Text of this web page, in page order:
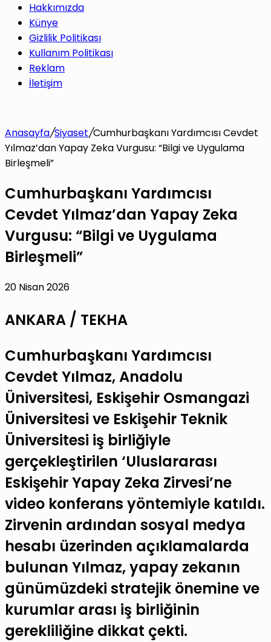
Hakkımızda
Künye
Gizlilik Politikası
Kullanım Politikası
Reklam
İletişim
Anasayfa/Siyaset/Cumhurbaşkanı Yardımcısı Cevdet
Yılmaz’dan Yapay Zeka Vurgusu: “Bilgi ve Uygulama
Birleşmeli”
Cumhurbaşkanı Yardımcısı
Cevdet Yılmaz’dan Yapay Zeka
Vurgusu: “Bilgi ve Uygulama
Birleşmeli”
20 Nisan 2026
ANKARA / TEKHA
Cumhurbaşkanı Yardımcısı
Cevdet Yılmaz, Anadolu
Üniversitesi, Eskişehir Osmangazi
Üniversitesi ve Eskişehir Teknik
Üniversitesi iş birliğiyle
gerçekleştirilen ‘Uluslararası
Eskişehir Yapay Zeka Zirvesi’ne
video konferans yöntemiyle katıldı.
Zirvenin ardından sosyal medya
hesabı üzerinden açıklamalarda
bulunan Yılmaz, yapay zekanın
günümüzdeki stratejik önemine ve
kurumlar arası iş birliğinin
gerekliliğine dikkat çekti.